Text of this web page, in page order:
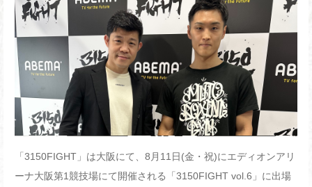
「3150FIGHT」は大阪にて、8月11日(金・祝)にエディオンアリ
ーナ大阪第1競技場にて開催される「3150FIGHT vol.6」に出場